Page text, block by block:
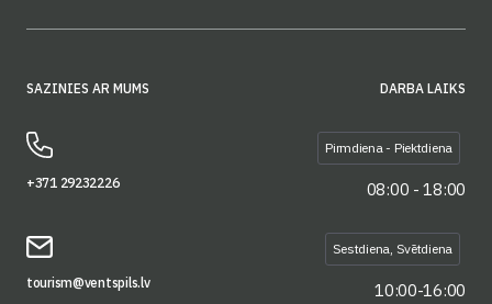
SAZINIES AR MUMS
+371 29232226
tourism@ventspils.lv
DARBA LAIKS
Pirmdiena - Piektdiena
08:00 - 18:00
Sestdiena, Svētdiena
10:00-16:00